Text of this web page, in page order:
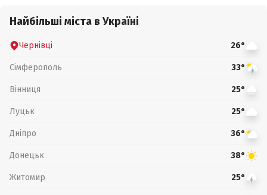
Найбільші міста в Україні
Чернівці 26°
Сімферополь 33°
Вінниця 25°
Луцьк 25°
Дніпро 36°
Донецьк 38°
Житомир 25°